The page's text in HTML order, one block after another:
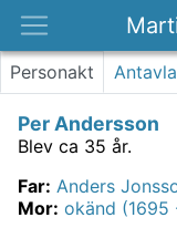
Platser
Om
Kontakt
Personakt Antavla
Per Andersson
Blev ca 35 år.
Far: Anders
Mor: okänd (1695